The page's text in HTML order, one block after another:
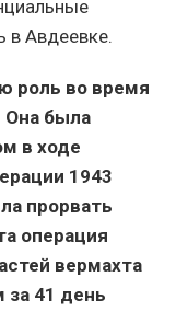
в Авдеевке.
роль во время
Она была
в ходе
1943
прорвать
операция
вермахта
за 41 день